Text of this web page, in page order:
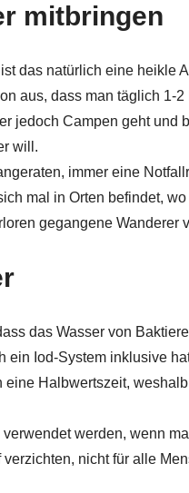
mitbringen
das natürlich eine heikle
aus, dass man täglich 1-
jedoch Campen geht und
will.
immer eine
mal in Orten befindet,
gegangene Wanderer
das Wasser von
ein Iod-System inklusive
eine Halbwertszeit,
werden, wenn
nicht für alle